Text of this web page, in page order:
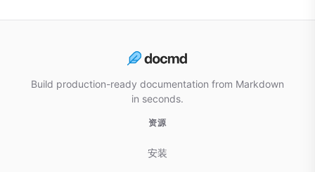
Build production-ready documentation from Markdown
in seconds.
资源
安装